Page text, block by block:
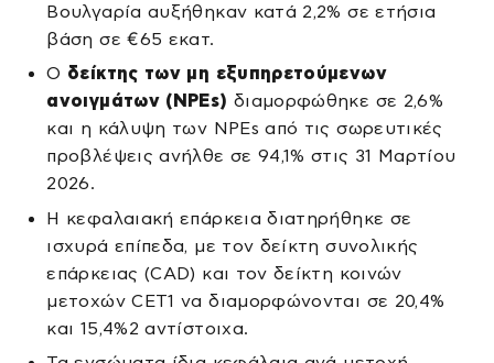
Βουλγαρία αυξήθηκαν κατά 2,2% σε ετήσια
βάση σε €65 εκατ.
Ο δείκτης των μη εξυπηρετούμενων
ανοιγμάτων (NPEs) διαμορφώθηκε σε 2,6%
και η κάλυψη των NPEs από τις σωρευτικές
προβλέψεις ανήλθε σε 94,1% στις 31 Μαρτίου
2026.
Η κεφαλαιακή επάρκεια διατηρήθηκε σε
ισχυρά επίπεδα, με τον δείκτη συνολικής
επάρκειας (CAD) και τον δείκτη κοινών
μετοχών CET1 να διαμορφώνονται σε 20,4%
και 15,4%2 αντίστοιχα.